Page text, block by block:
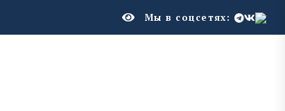
Мы в соцсетях: